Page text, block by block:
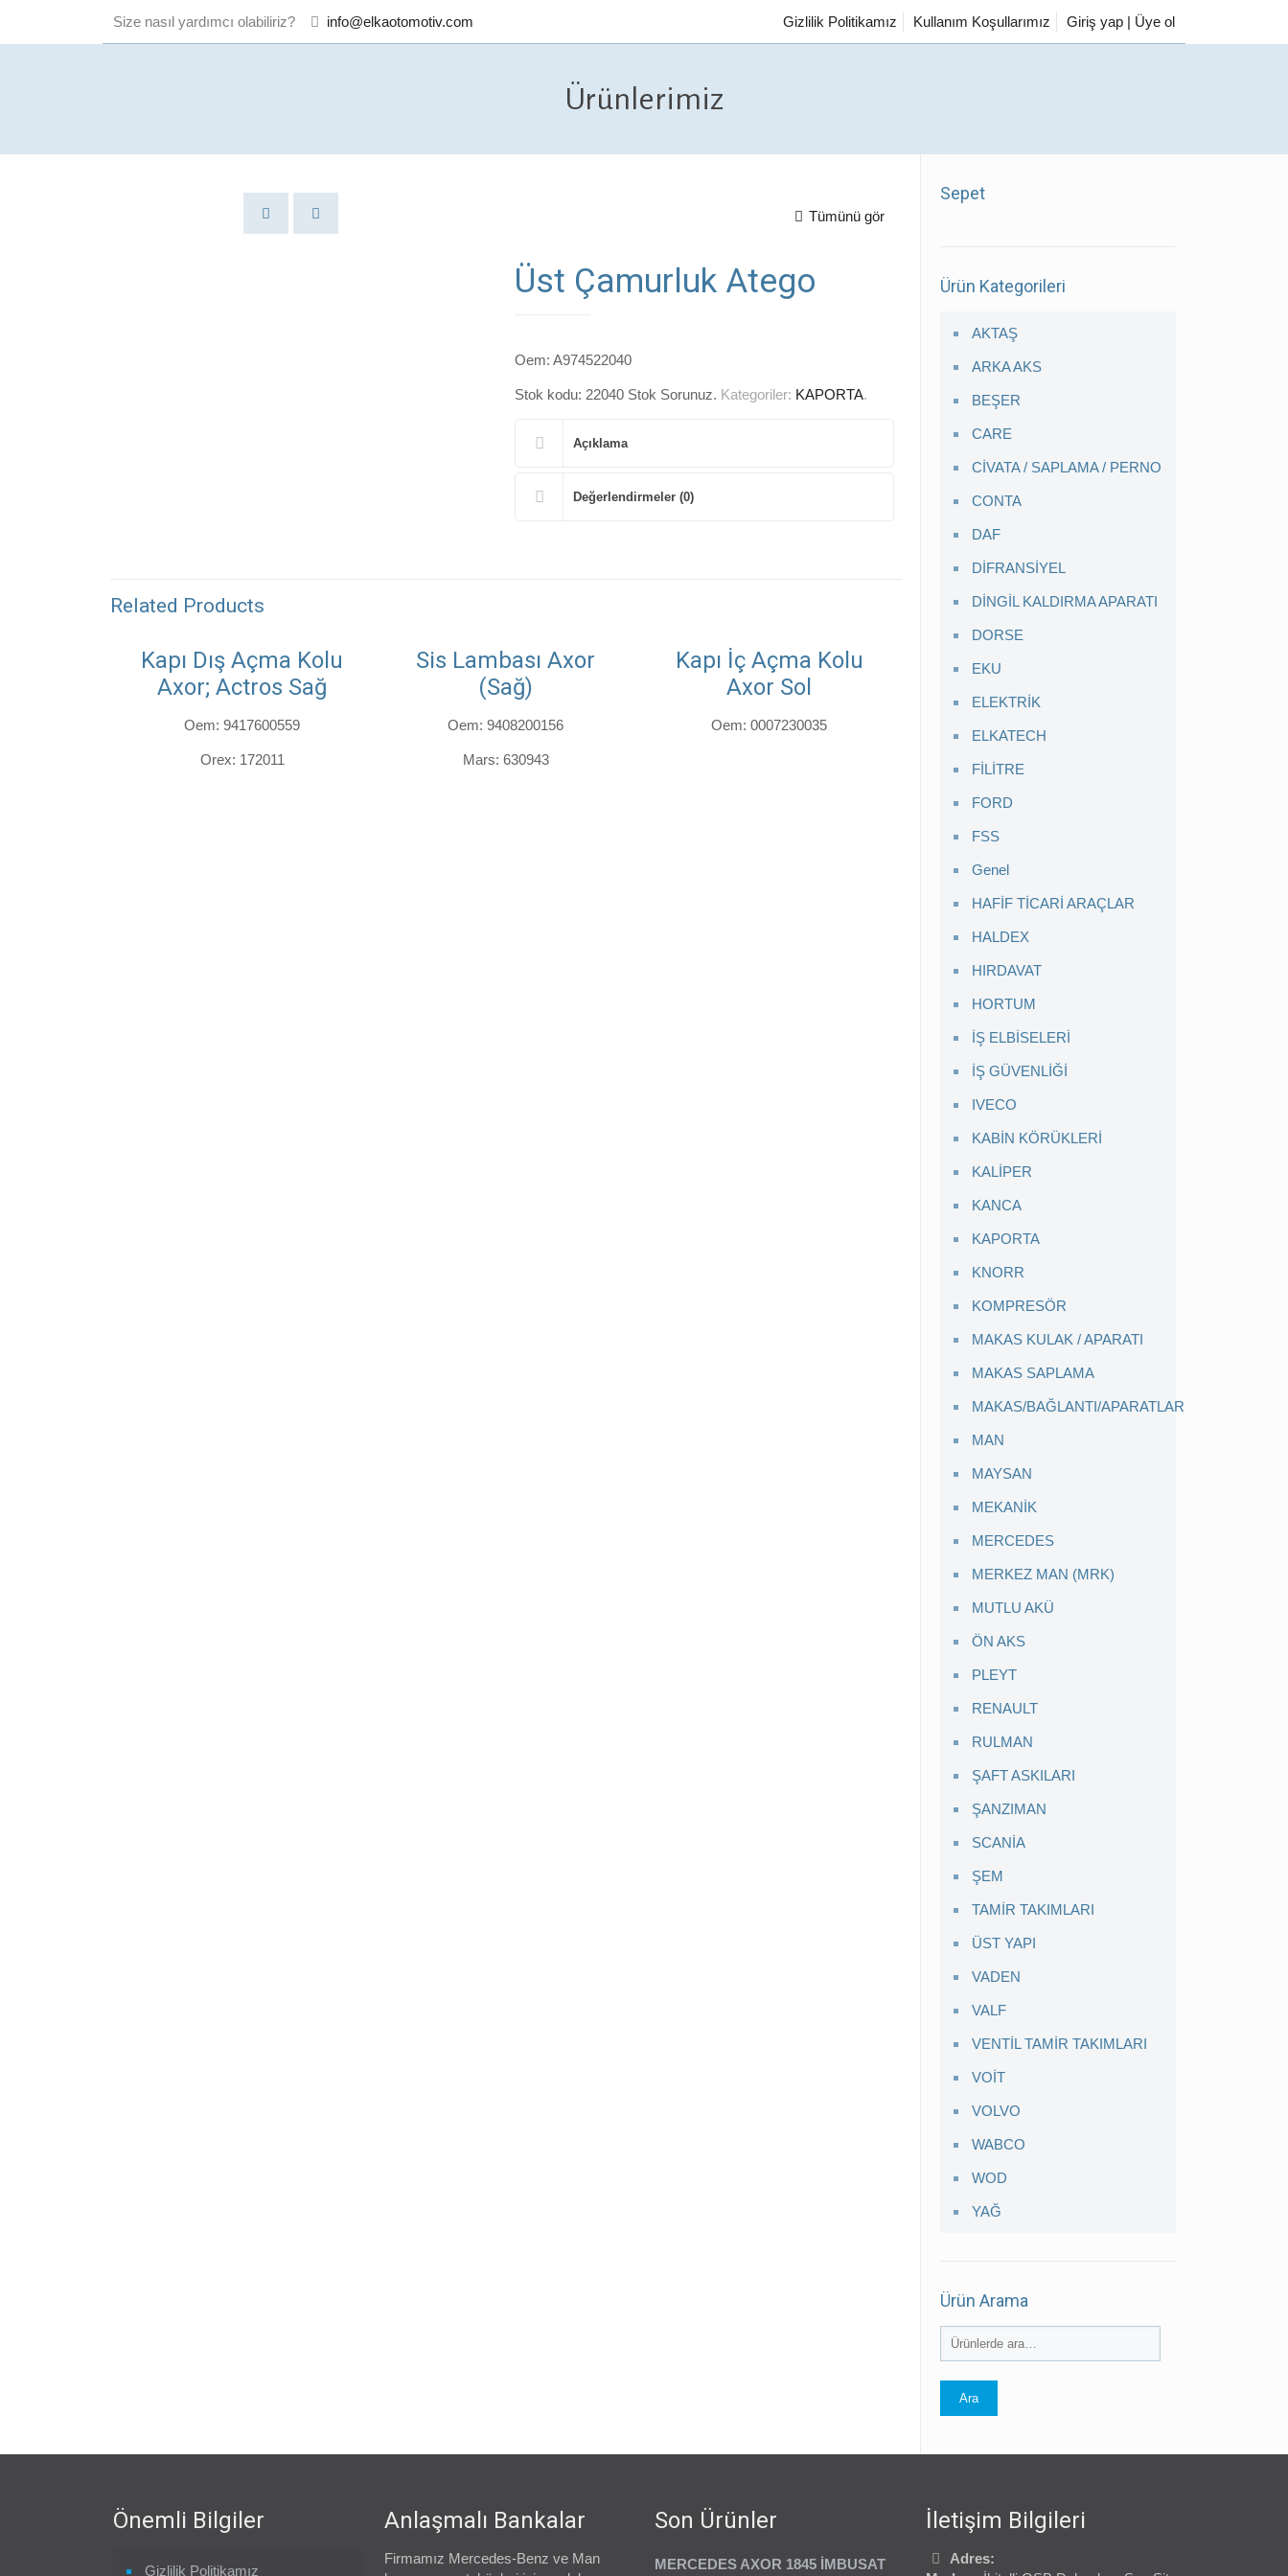
Size nasıl yardımcı olabiliriz? info@elkaotomotiv.com Gizlilik Politikamız Kullanım Koşullarımız Giriş yap | Üye ol
Ürünlerimiz
Tümünü gör
Üst Çamurluk Atego
Oem: A974522040
Stok kodu: 22040 Stok Sorunuz. Kategoriler: KAPORTA.
Açıklama
Değerlendirmeler (0)
Related Products
Kapı Dış Açma Kolu
Axor; Actros Sağ
Oem: 9417600559
Orex: 172011
Sis Lambası Axor
(Sağ)
Oem: 9408200156
Mars: 630943
Kapı İç Açma Kolu
Axor Sol
Oem: 0007230035
Sepet
Ürün Kategorileri
AKTAŞ
ARKA AKS
BEŞER
CARE
CİVATA / SAPLAMA / PERNO
CONTA
DAF
DİFRANSİYEL
DİNGİL KALDIRMA APARATI
DORSE
EKU
ELEKTRİK
ELKATECH
FİLİTRE
FORD
FSS
Genel
HAFİF TİCARİ ARAÇLAR
HALDEX
HIRDAVAT
HORTUM
İŞ ELBİSELERİ
İŞ GÜVENLİĞİ
IVECO
KABİN KÖRÜKLERİ
KALİPER
KANCA
KAPORTA
KNORR
KOMPRESÖR
MAKAS KULAK / APARATI
MAKAS SAPLAMA
MAKAS/BAĞLANTI/APARATLAR
MAN
MAYSAN
MEKANİK
MERCEDES
MERKEZ MAN (MRK)
MUTLU AKÜ
ÖN AKS
PLEYT
RENAULT
RULMAN
ŞAFT ASKILARI
ŞANZIMAN
SCANİA
ŞEM
TAMİR TAKIMLARI
ÜST YAPI
VADEN
VALF
VENTİL TAMİR TAKIMLARI
VOİT
VOLVO
WABCO
WOD
YAĞ
Ürün Arama
Ara
Önemli Bilgiler
Gizlilik Politikamız
Anlaşmalı Bankalar
Firmamız Mercedes-Benz ve Man
Son Ürünler
MERCEDES AXOR 1845 İMBUSAT
İletişim Bilgileri
Adres: